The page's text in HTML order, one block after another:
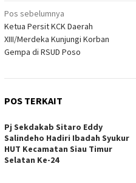
Navigasi
pos
Pos sebelumnya
Ketua Persit KCK Daerah
XIII/Merdeka Kunjungi Korban
Gempa di RSUD Poso
POS TERKAIT
Pj Sekdakab Sitaro Eddy
Salindeho Hadiri Ibadah Syukur
HUT Kecamatan Siau Timur
Selatan Ke-24